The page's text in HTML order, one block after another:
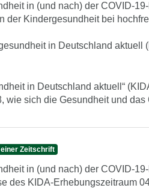
in (und nach) der COVID-
der Kindergesundheit bei
in Deutschland aktuell
in Deutschland aktuell“
wie sich die Gesundheit und
Zeitschrift
in (und nach) der COVID-
des KIDA-Erhebungszeitraum